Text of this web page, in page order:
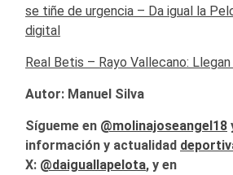
se tiñe de urgencia – Da igual la
digital
Real Betis – Rayo Vallecano:
Autor: Manuel Silva
Sígueme en @molinajoseangel18
información y actualidad
X: @daiguallapelota, y en